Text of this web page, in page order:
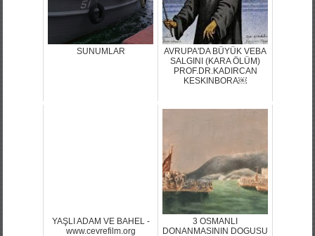
SUNUMLAR
AVRUPA'DA BÜYÜK VEBA
SALGINI (KARA ÖLÜM)
PROF.DR.KADIRCAN
KESKINBORA￼
www.cevrefilm.org
3 OSMANLI
DONANMASININ DOGUSU